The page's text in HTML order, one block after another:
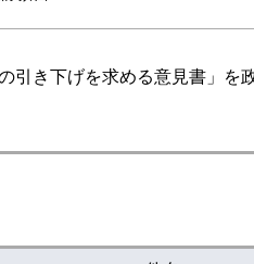
の引き下げを求める意見書」を